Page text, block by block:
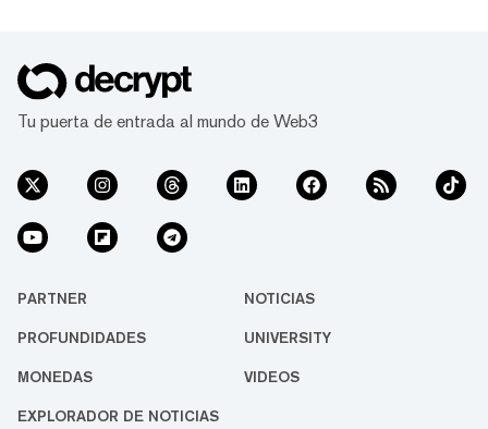
Tu puerta de entrada al mundo de Web3
PARTNER NOTICIAS
PROFUNDIDADES UNIVERSITY
MONEDAS VIDEOS
EXPLORADOR DE NOTICIAS